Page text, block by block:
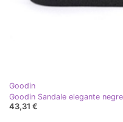
Goodin
Goodin Sandale elegante
43,31 €